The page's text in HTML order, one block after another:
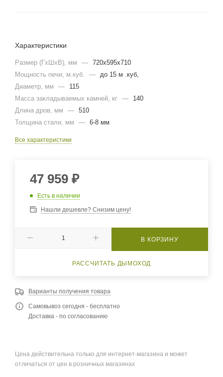
Характеристики
Размер (ГхШхВ), мм — 720х595х710
Мощность печи, м.куб.
— до 15 м .куб,
Диаметр, мм
—
115
Масса закладываемых камней, кг —
140
Длина дров, мм
— 510
Толщина стали, мм
— 6-8 мм
Все характеристики
47 959 ₽
Есть в наличии
Нашли дешевле? Снизим цену!
В КОРЗИНУ
РАССЧИТАТЬ ДЫМОХОД
Варианты получения товара
Самовывоз сегодня - бесплатно
Доставка - по согласованию
Цена действительна только для интернет-магазина и может
отличаться от цен в розничных магазинах